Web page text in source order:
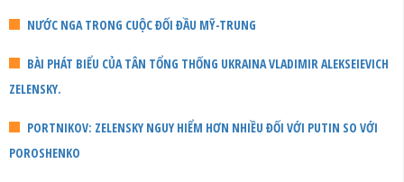
NƯỚC NGA TRONG CUỘC ĐỐI ĐẦU MỸ-TRUNG
BÀI PHÁT BIỂU CỦA TÂN TỔNG THỐNG UKRAINA VLADIMIR ALEKSEIEVICH
ZELENSKY.
PORTNIKOV: ZELENSKY NGUY HIỂM HƠN NHIỀU ĐỐI VỚI PUTIN SO VỚI
POROSHENKO